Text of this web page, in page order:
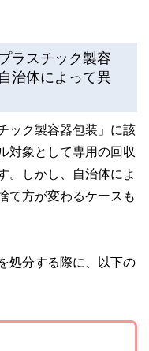
ラスチック製容
治体によって異
ック製容器包装」に該
対象として専用の回収
。しかし、自治体によ
て方が変わるケースも
処分する際に、以下の